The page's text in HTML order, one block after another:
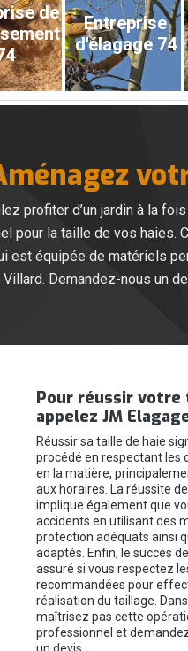
de
Entreprise
d'élagage 74
profiter d’un jardin à la
pour la taille de vos haies.
est équipée de matériels
Demandez-nous un
Pour réussir votre
appelez JM
Réussir sa taille de haie
procédé en respectant les
en la matière,
aux horaires. La réussite
implique également que
accidents en utilisant des
protection adéquats ainsi
adaptés. Enfin, le succès
assuré si vous respectez
recommandées pour
réalisation du taillage.
maîtrisez pas cette
professionnel et